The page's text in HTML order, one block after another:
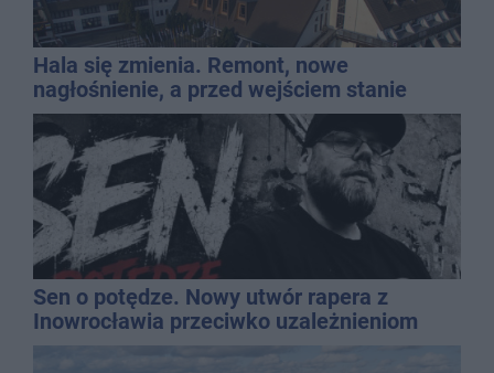
Hala się zmienia. Remont, nowe
nagłośnienie, a przed wejściem stanie
QEMETICA ARENA
Sen o potędze. Nowy utwór rapera z
Inowrocławia przeciwko uzależnieniom